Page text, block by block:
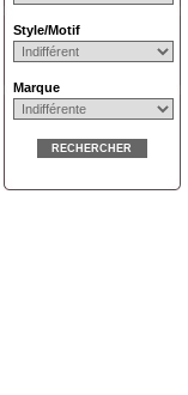
Style/Motif
Marque
RECHERCHER